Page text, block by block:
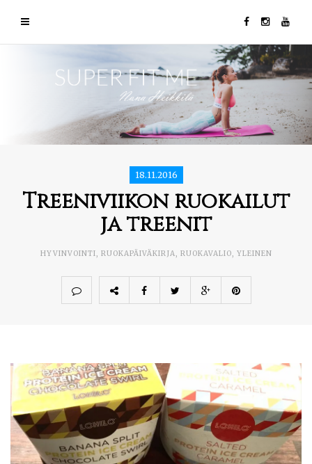
18.11.2016
Treeniviikon ruokailut
ja treenit
HYVINVOINTI, RUOKAPÄIVÄKIRJA, RUOKAVALIO, YLEINEN